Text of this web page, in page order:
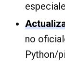
no
Python/